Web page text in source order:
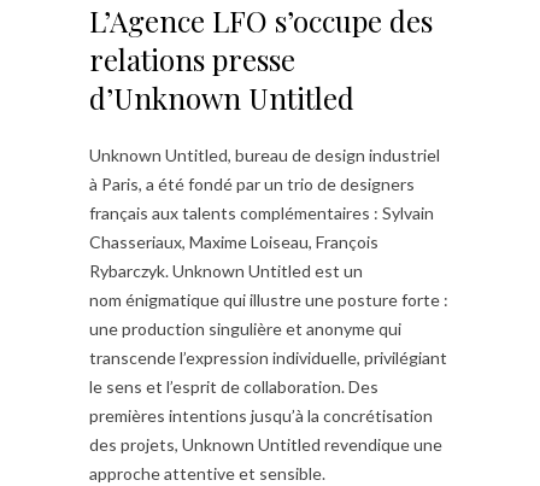
L’Agence LFO s’occupe des
relations presse
d’Unknown Untitled
Unknown Untitled, bureau de design industriel
à Paris, a été fondé par un trio de designers
français aux talents complémentaires : Sylvain
Chasseriaux, Maxime Loiseau, François
Rybarczyk. Unknown Untitled est un
nom énigmatique qui illustre une posture forte :
une production singulière et anonyme qui
transcende l’expression individuelle, privilégiant
le sens et l’esprit de collaboration. Des
premières intentions jusqu’à la concrétisation
des projets, Unknown Untitled revendique une
approche attentive et sensible.